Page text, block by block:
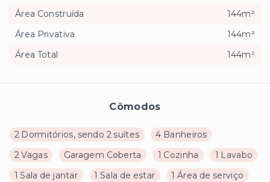
Cômodos
2 Dormitórios, sendo 2 suítes
4 Banheiros
2 Vagas
Garagem Coberta 1 Cozinha
1 Lavabo
1 Sala de jantar
1 Sala de estar 1 Área de serviço
Área Construída
144m²
Área Privativa
144m²
Área Total
144m²